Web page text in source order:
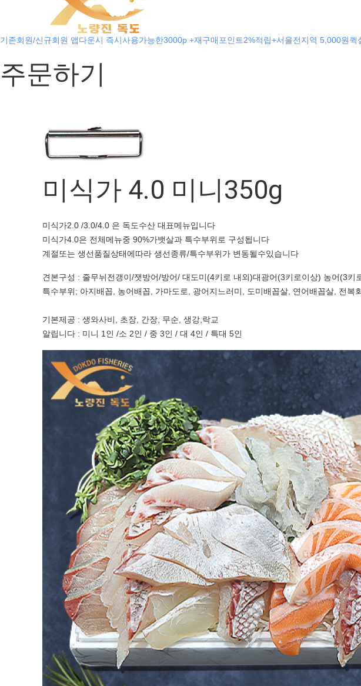
기존회원/신규회원 앱다운시 즉시사용가능한3000p +재구매포인트2%적립+서울전지역 5,000원퀵
주문하기
미식가 4.0 미니350g
미식가2.0 /3.0/4.0 은 독도수산 대표메뉴입니다
미식가4.0은 전체메뉴중 90%가뱃살과 특수부위로 구성됩니다
계절또는 생선품질상태에따라 생선종류/특수부위가 변동될수있습니다
견본구성 : 줄무뉘전갱이/잿방어/방어/ 대도미(4키로 내외)대광어(3키로이상) 농어(3
특수부위; 아지배꼽, 농어배꼽, 가마도로, 광어지느러미, 도미배꼽살, 연어배꼽살, 전복
기본제공 : 생와사비, 초장, 간장, 무순, 생강,락교
알립니다 : 미니 1인 /소 2인 / 중 3인 / 대 4인 / 특대 5인